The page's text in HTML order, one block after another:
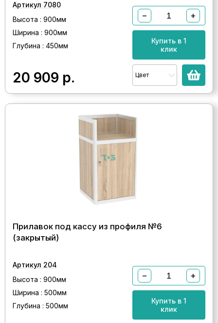
Артикул 7080
Высота : 900мм
Ширина : 900мм
Глубина : 450мм
20 909 р.
− +
Купить в 1
клик
Цвет
Прилавок под кассу из профиля №6
(закрытый)
Артикул 204
Высота : 900мм
Ширина : 500мм
Глубина : 500мм
− +
Купить в 1
клик